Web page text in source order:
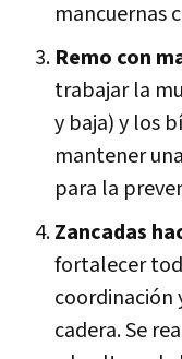
mancuernas
Remo con
trabajar la
y baja) y los
mantener
para la
Zancadas
fortalecer
coordinación
cadera. Se